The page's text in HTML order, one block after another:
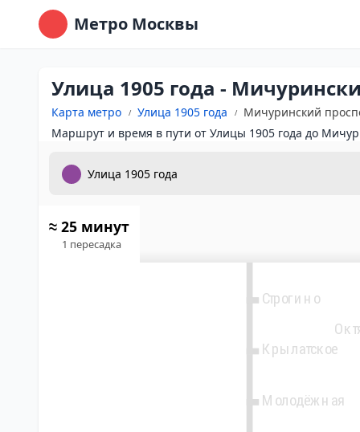
Метро Москвы
Улица 1905 года -
Карта метро Улица 1905 года
Мичуринский
Маршрут и время в пути от Улицы 1905 года до
≈ 25 минут
1 пересадка
3
Митино
Строгино
Крылатское
Молодёжная
Пятницкое